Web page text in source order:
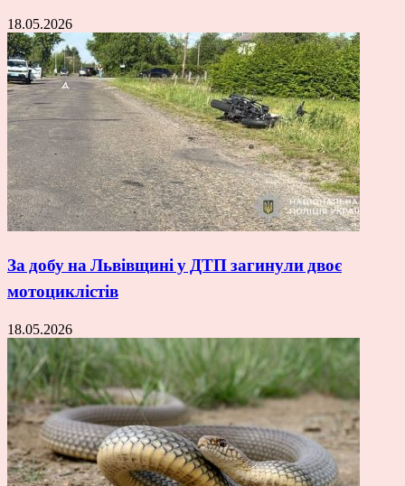
18.05.2026
За добу на Львівщині у ДТП загинули двоє
мотоциклістів
18.05.2026